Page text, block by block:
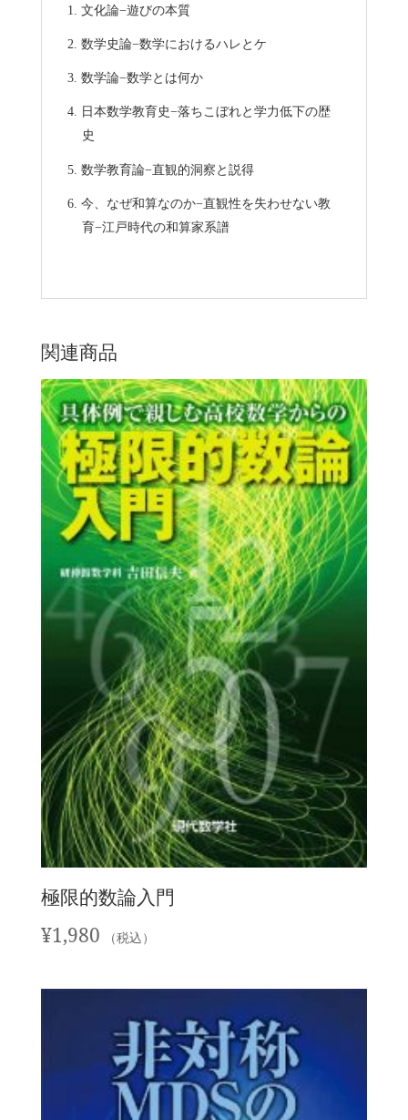
文化論−遊びの本質
数学史論−数学におけるハレとケ
数学論−数学とは何か
日本数学教育史−落ちこぼれと学力低下の歴
史
数学教育論−直観的洞察と説得
今、なぜ和算なのか−直観性を失わせない教
育−江戸時代の和算家系譜
関連商品
極限的数論入門
¥1,980 （税込）